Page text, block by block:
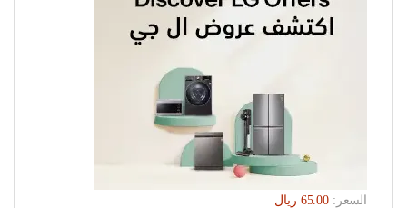
السعر:
‏65.00 ريال